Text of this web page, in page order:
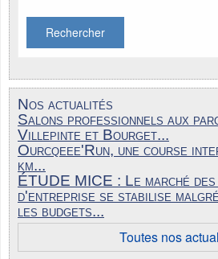
Rechercher
Nos actualités
Salons professionnels aux
Villepinte et Bourget...
Ourcqeee'Run, une course
km...
ÉTUDE MICE : Le marché des
d'entreprise se stabilise
les budgets...
Toutes nos